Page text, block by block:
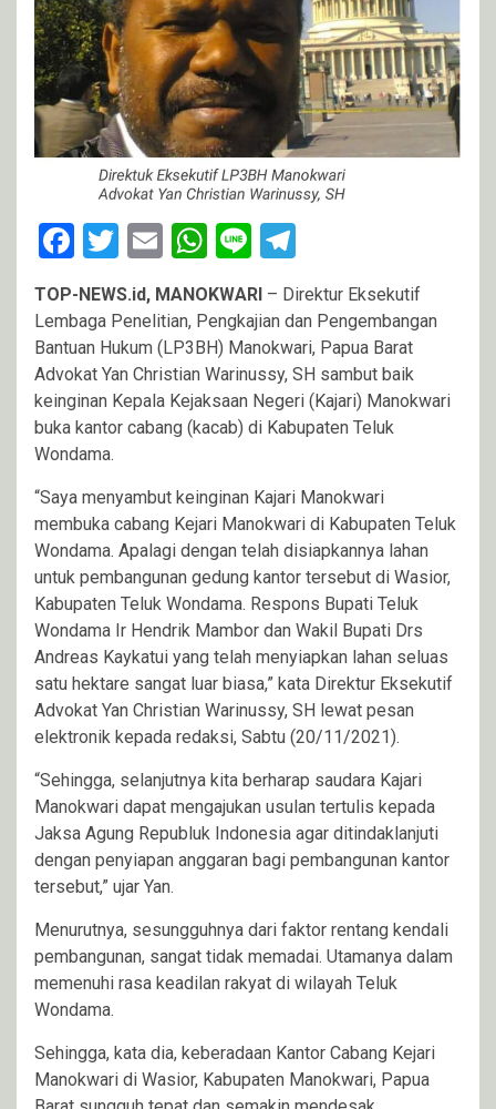
Facebook
Twitter
EmailWhatsApp
Line
TOP-NEWS.id, MANOKWARI – Direktur Eksekutif
Lembaga Penelitian, Pengkajian dan Pengembangan
Bantuan Hukum (LP3BH) Manokwari, Papua Barat
Advokat Yan Christian Warinussy, SH sambut baik
keinginan Kepala Kejaksaan Negeri (Kajari) Manokwari
buka kantor cabang (kacab) di Kabupaten Teluk
Wondama.
“Saya menyambut keinginan Kajari Manokwari
membuka cabang Kejari Manokwari di Kabupaten Teluk
Wondama. Apalagi dengan telah disiapkannya lahan
untuk pembangunan gedung kantor tersebut di Wasior,
Kabupaten Teluk Wondama. Respons Bupati Teluk
Wondama Ir Hendrik Mambor dan Wakil Bupati Drs
Andreas Kaykatui yang telah menyiapkan lahan seluas
satu hektare sangat luar biasa,” kata Direktur Eksekutif
Advokat Yan Christian Warinussy, SH lewat pesan
elektronik kepada redaksi, Sabtu (20/11/2021).
“Sehingga, selanjutnya kita berharap saudara Kajari
Manokwari dapat mengajukan usulan tertulis kepada
Jaksa Agung Republuk Indonesia agar ditindaklanjuti
dengan penyiapan anggaran bagi pembangunan kantor
tersebut,” ujar Yan.
Menurutnya, sesungguhnya dari faktor rentang kendali
pembangunan, sangat tidak memadai. Utamanya dalam
memenuhi rasa keadilan rakyat di wilayah Teluk
Wondama.
Sehingga, kata dia, keberadaan Kantor Cabang Kejari
Manokwari di Wasior, Kabupaten Manokwari, Papua